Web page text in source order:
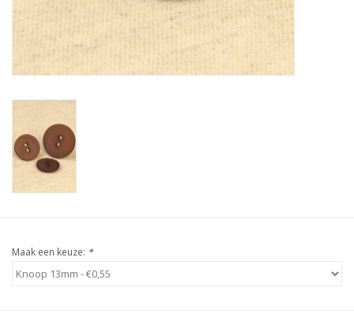
Maak een keuze: *